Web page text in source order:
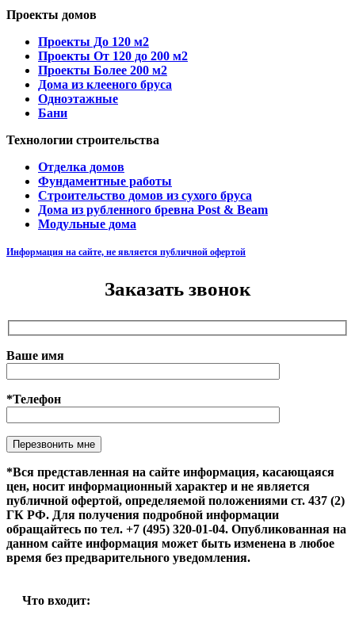
Проекты домов
Проекты До 120 м2
Проекты От 120 до 200 м2
Проекты Более 200 м2
Дома из клееного бруса
Одноэтажные
Бани
Технологии строительства
Отделка домов
Фундаментные работы
Строительство домов из сухого бруса
Дома из рубленного бревна Post & Beam
Модульные дома
Информация на сайте, не является публичной офертой
Заказать звонок
Ваше имя
*Телефон
Оставьте это поле пустым.
*Вся представленная на сайте информация, касающаяся
цен, носит информационный характер и не является
публичной офертой, определяемой положениями ст. 437 (2)
ГК РФ. Для получения подробной информации
обращайтесь по тел. +7 (495) 320-01-04. Опубликованная на
данном сайте информация может быть изменена в любое
время без предварительного уведомления.
Что входит: